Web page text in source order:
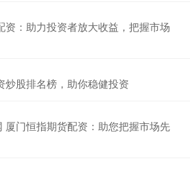
资：助力投资者放大收益，把握市场
炒股排名榜，助你稳健投资
厦门恒指期货配资：助您把握市场先